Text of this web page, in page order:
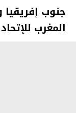
جنوب إفريقيا
المغرب